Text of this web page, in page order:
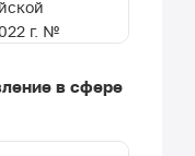
г. №
в сфере